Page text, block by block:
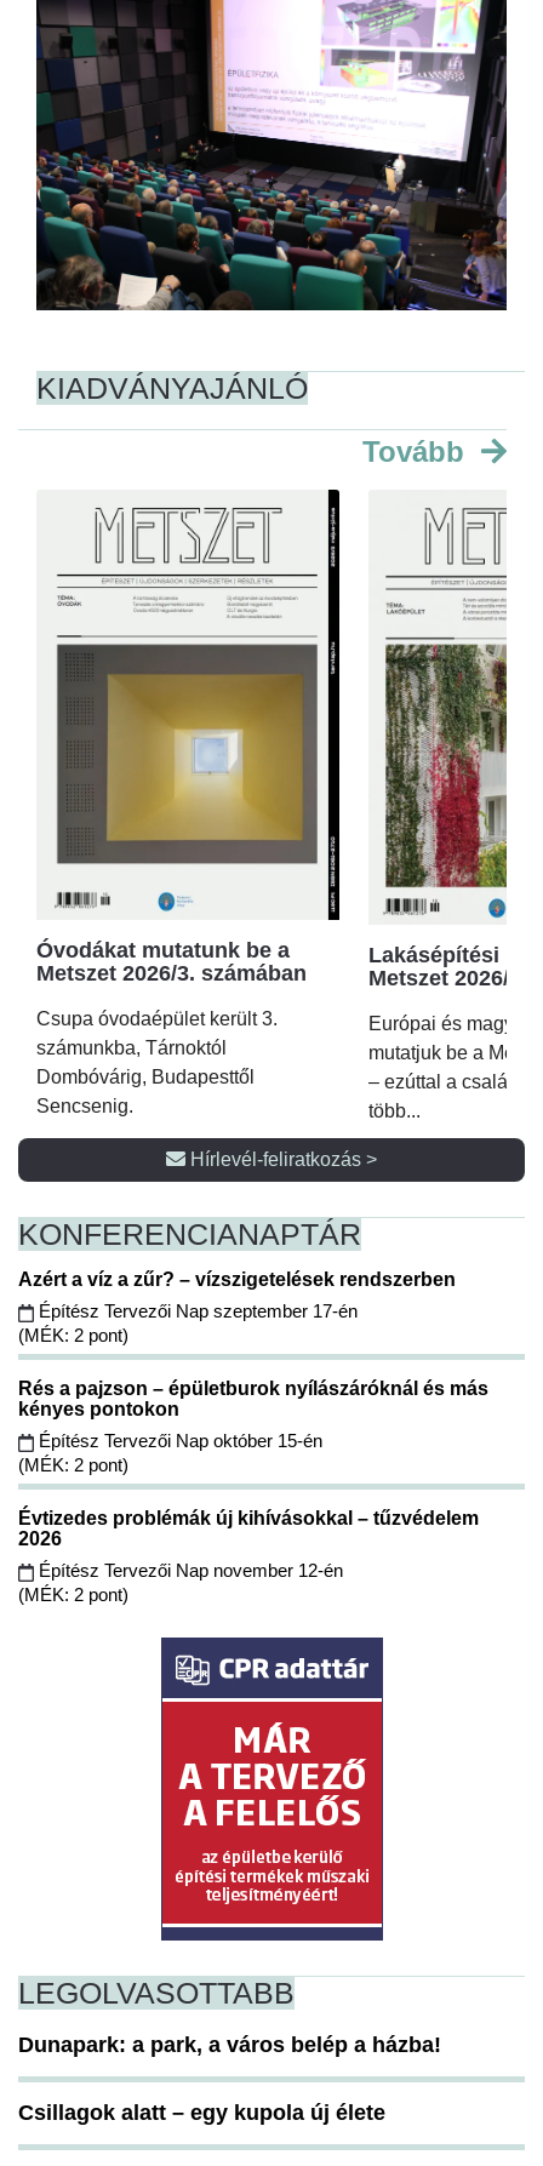
KIADVÁNYAJÁNLÓ
Tovább
Óvodákat mutatunk be a
Metszet 2026/3. számában
Csupa óvodaépület került 3.
számunkba, Tárnoktól
Dombóvárig, Budapesttől
Sencsenig.
Lakásépítési
Metszet 2026/2.
Európai és magyar
mutatjuk be a
– ezúttal a családi
több...
Hírlevél-feliratkozás >
KONFERENCIANAPTÁR
Azért a víz a zűr? – vízszigetelések rendszerben
Építész Tervezői Nap szeptember 17-én
(MÉK: 2 pont)
Rés a pajzson – épületburok nyílászáróknál és más
kényes pontokon
Építész Tervezői Nap október 15-én
(MÉK: 2 pont)
Évtizedes problémák új kihívásokkal – tűzvédelem
2026
Építész Tervezői Nap november 12-én
(MÉK: 2 pont)
LEGOLVASOTTABB
Dunapark: a park, a város belép a házba!
Csillagok alatt – egy kupola új élete